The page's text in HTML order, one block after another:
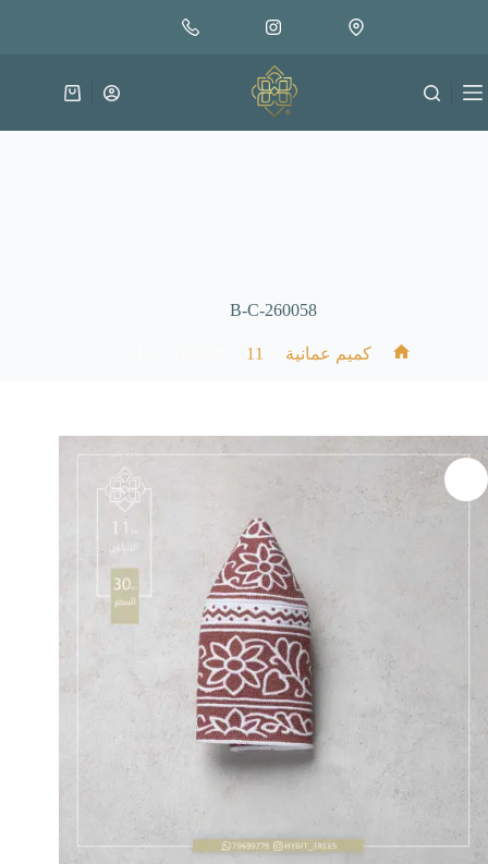
متوفر في المخزون
إضافة إلى السلة
عربة
B-C-260058
كميم عمانية 11